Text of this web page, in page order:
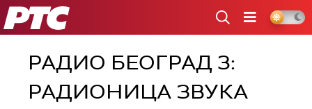
РТС
РАДИО БЕОГРАД 3:
РАДИОНИЦА ЗВУКА